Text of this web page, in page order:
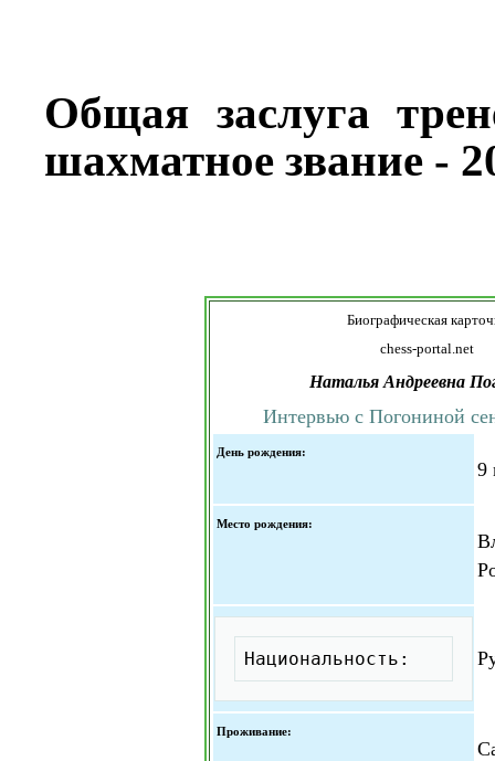
Общая заслуга
шахматное звание -
Биографическая
chess-portal.net
Наталья Андреевна
Интервью с Погониной
День рождения:
9
Место рождения:
Национальность:
Проживание: